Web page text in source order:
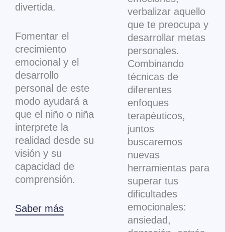
divertida.
Fomentar el
crecimiento
emocional y el
desarrollo
personal de este
modo ayudará a
que el niño o niña
interprete la
realidad desde su
visión y su
capacidad de
comprensión.
Saber más
verbalizar aquello
que te preocupa y
desarrollar metas
personales.
Combinando
técnicas de
diferentes
enfoques
terapéuticos,
juntos
buscaremos
nuevas
herramientas para
superar tus
dificultades
emocionales:
ansiedad,